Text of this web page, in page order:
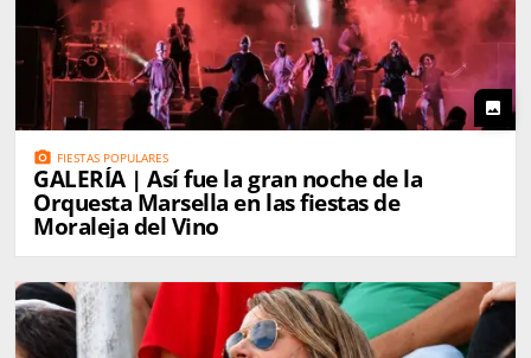
photo
photo_camera FIESTAS POPULARES
GALERÍA | Así fue la gran noche de la
Orquesta Marsella en las fiestas de
Moraleja del Vino